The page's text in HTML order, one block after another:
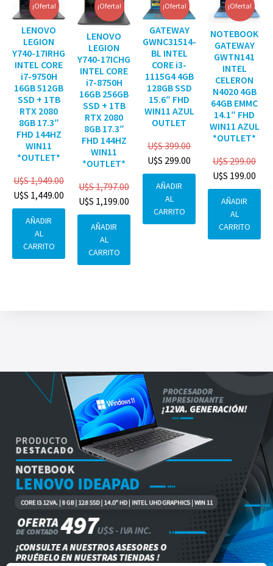
¡Oferta!
LENOVO
LEGION
Y740-17IRHG
INTEL CORE
i7-9750H
16GB 512GB
SSD + 1TB
RTX 2080
8GB 17.3″
FHD 144HZ
WIN11
*OUTLET*
U$S1,949.00
U$S 1,449.00
AÑADIR
AL
CARRITO
¡Oferta!
LENOVO
LEGION
Y740-17ICHG
INTEL CORE
i7-8750H
16GB 256GB
SSD + 1TB
RTX 2080
8GB 17.3″
FHD 144HZ
WIN11
*OUTLET*
U$S1,797.00
U$S 1,199.00
AÑADIR
AL
CARRITO
¡Oferta!
GATEWAY
GWNC31514-
BL INTEL
CORE i3-
1115G4 4GB
128GB SSD
15.6″ FHD
WIN11 AZUL
OUTLET
U$S399.00
U$S 299.00
AÑADIR
AL
CARRITO
¡Oferta!
NOTEBOOK
GATEWAY
GWTN141
INTEL
CELERON
N4020 4GB
64GB EMMC
14.1″ FHD
WIN11 AZUL
*OUTLET*
U$S299.00
U$S 199.00
AÑADIR
AL
CARRITO